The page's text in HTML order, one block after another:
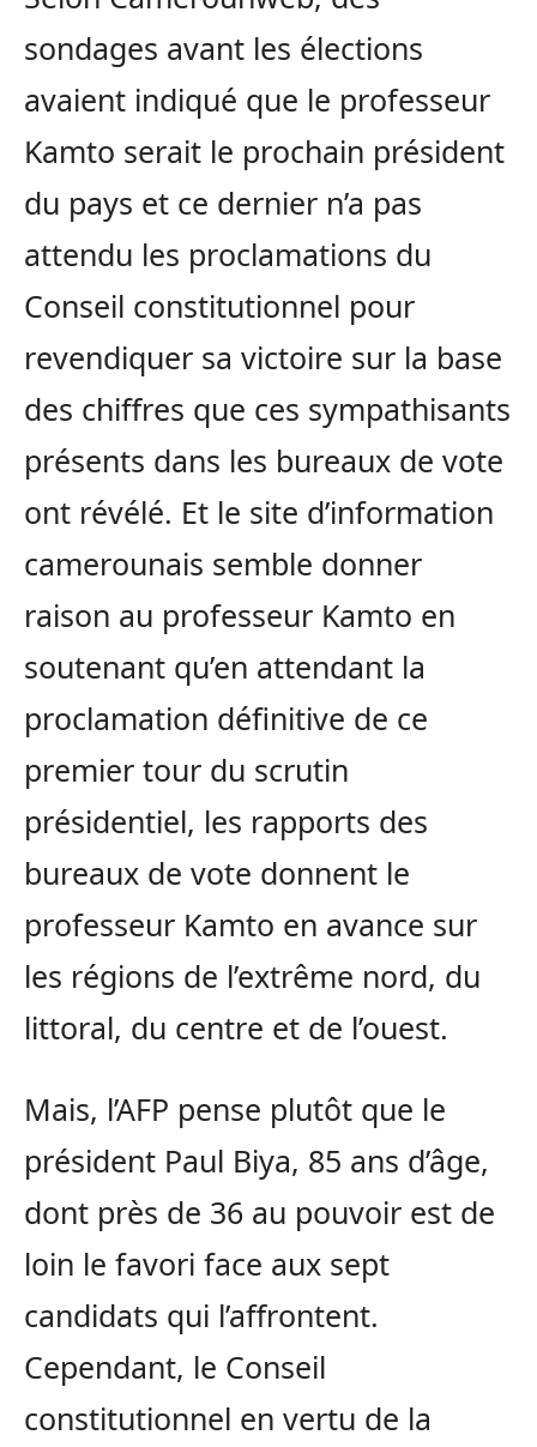
sondages avant les élections
avaient indiqué que le professeur
Kamto serait le prochain président
du pays et ce dernier n’a pas
attendu les proclamations du
Conseil constitutionnel pour
revendiquer sa victoire sur la base
des chiffres que ces sympathisants
présents dans les bureaux de vote
ont révélé. Et le site d’information
camerounais semble donner
raison au professeur Kamto en
soutenant qu’en attendant la
proclamation définitive de ce
premier tour du scrutin
présidentiel, les rapports des
bureaux de vote donnent le
professeur Kamto en avance sur
les régions de l’extrême nord, du
littoral, du centre et de l’ouest.
Mais, l’AFP pense plutôt que le
président Paul Biya, 85 ans d’âge,
dont près de 36 au pouvoir est de
loin le favori face aux sept
candidats qui l’affrontent.
Cependant, le Conseil
constitutionnel en vertu de la